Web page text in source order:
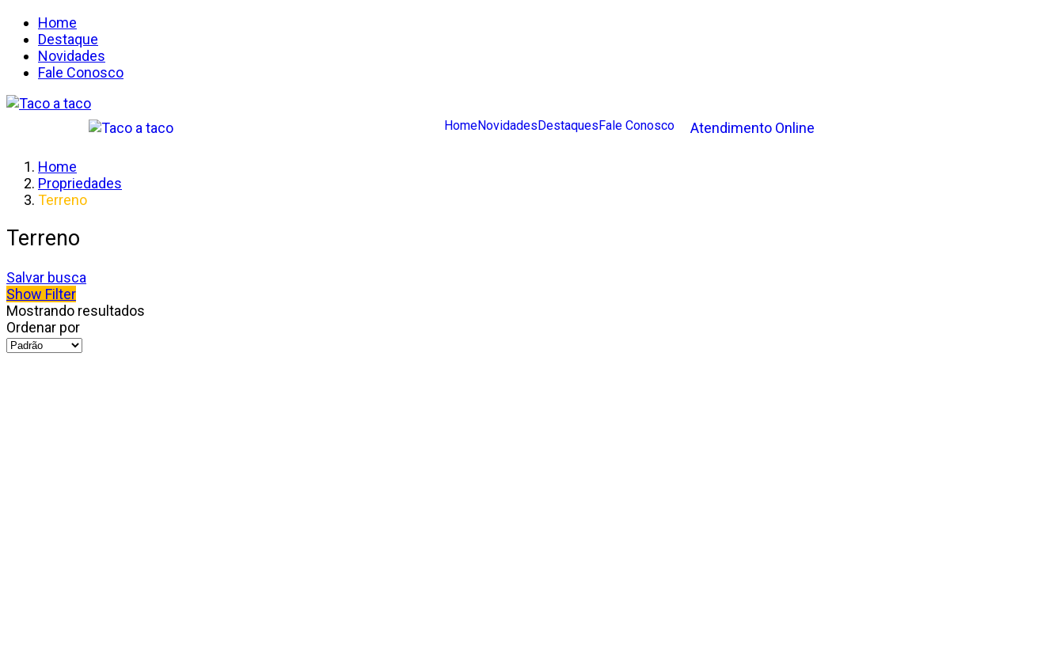
Home
Destaque
Novidades
Fale Conosco
HomeNovidadesDestaquesFale Conosco Atendimento Online
Home
Propriedades
Terreno
Terreno
Salvar busca
Show Filter
Mostrando resultados
Ordenar por